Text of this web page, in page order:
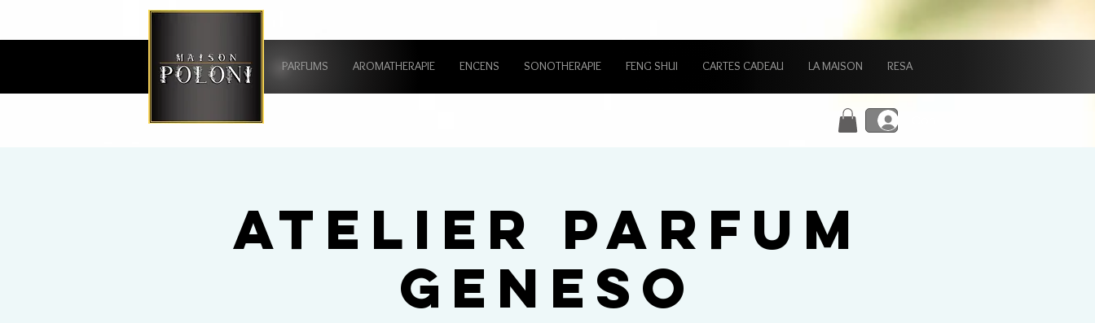
PARFUMS AROMATHERAPIE ENCENS SONOTHERAPIE FENG SHUI CARTES CADEAU LA MAISON RESA
ATELIER PARFUM
GENESO